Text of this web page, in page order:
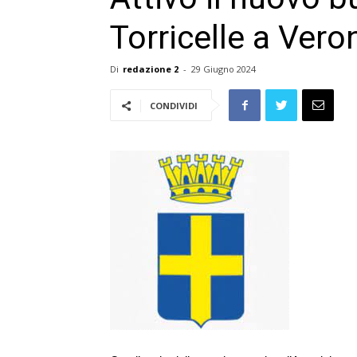
Torricelle a
Di redazione 2 - 29 Giugno 2024
CONDIVIDI